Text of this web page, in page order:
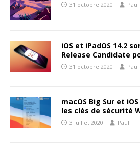
31 octobre 2020 Paul
iOS et iPadOS 14.2
Release Candidate
31 octobre 2020 Paul
macOS Big Sur et
les clés de sécurité
3 juillet 2020 Paul